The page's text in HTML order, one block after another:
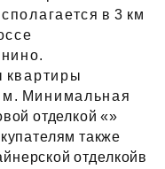
в 3 км
квартиры
м. Минимальная
отделкой «»
также
отделкойв